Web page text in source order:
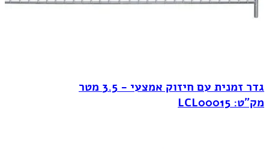
גדר זמנית עם חיזוק אמצעי - 3.5 מטר
מק"ט: LCL00015